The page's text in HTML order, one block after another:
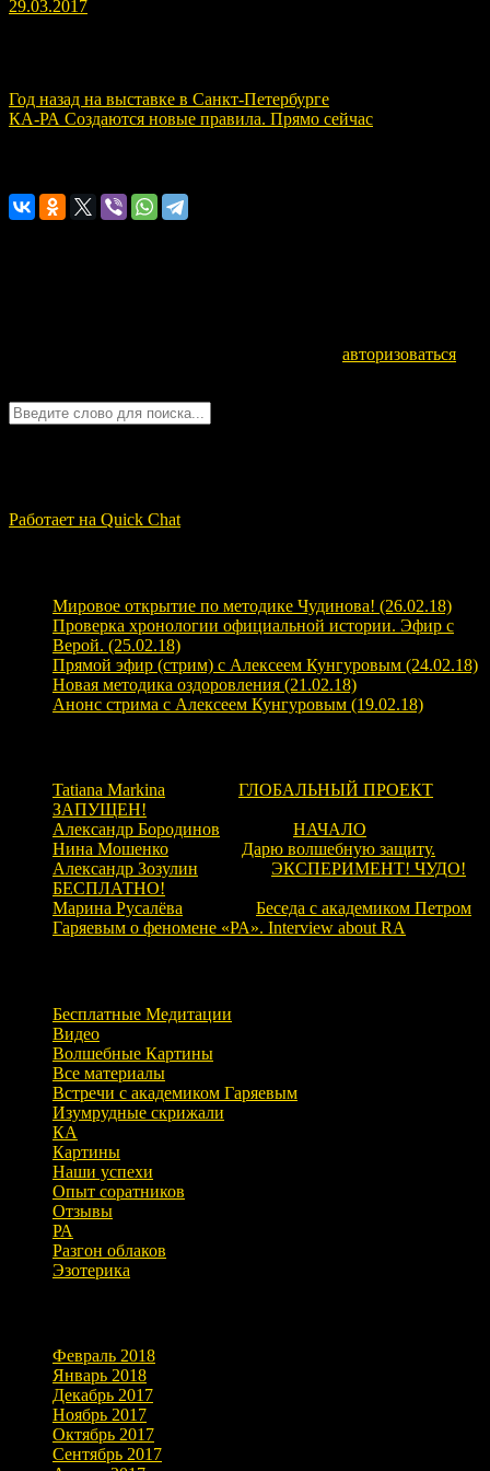
29.03.2017
Год назад на выставке в Санкт-Петербурге
КА-РА Создаются новые правила. Прямо сейчас
авторизоваться
Работает на Quick Chat
Мировое открытие по методике Чудинова! (26.02.18)
Проверка хронологии официальной истории. Эфир с
Верой. (25.02.18)
Прямой эфир (стрим) с Алексеем Кунгуровым (24.02.18)
Новая методика оздоровления (21.02.18)
Анонс стрима с Алексеем Кунгуровым (19.02.18)
Tatiana Markina
ГЛОБАЛЬНЫЙ ПРОЕКТ
ЗАПУЩЕН!
Александр Бородинов
НАЧАЛО
Нина Мошенко
Дарю волшебную защиту.
Александр Зозулин
ЭКСПЕРИМЕНТ! ЧУДО!
БЕСПЛАТНО!
Марина Русалёва
Беседа с академиком Петром
Гаряевым о феномене «РА». Interview about RA
Бесплатные Медитации
Видео
Волшебные Картины
Все материалы
Встречи с академиком Гаряевым
Изумрудные скрижали
КА
Картины
Наши успехи
Опыт соратников
Отзывы
РА
Разгон облаков
Эзотерика
Февраль 2018
Январь 2018
Декабрь 2017
Ноябрь 2017
Октябрь 2017
Сентябрь 2017